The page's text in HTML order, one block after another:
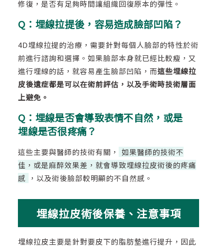
修復，是否有足夠時間讓組織回復原本的彈性。
Q：埋線拉提後，容易造成臉部凹陷？
4D埋線拉提的治療，需要針對每個人臉部的特性於術
前進行諮詢和選擇。如果臉部本身就已經比較瘦，又
進行埋線的話，就容易產生臉部凹陷，而這些埋線拉
皮後遺症都是可以在術前評估，以及手術時技術層面
上避免。
Q：埋線是否會導致表情不自然，或是
埋線是否很疼痛？
這些主要與醫師的技術有關，
如果醫師的技術不
佳，或是麻醉效果差，就會導致埋線拉皮術後的疼痛
感
，以及術後臉部較明顯的不自然感。
埋線拉皮術後保養、注意事項
埋線拉皮主要是針對要皮下的脂肪墊進行提升，因此